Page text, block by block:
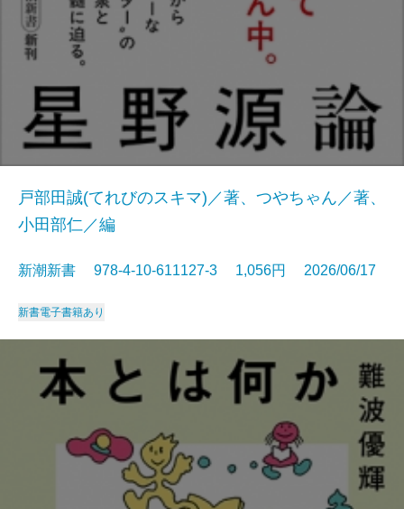
戸部田誠(てれびのスキマ)／著、つやちゃん／著、
小田部仁／編
新潮新書 978-4-10-611127-3 1,056円 2026/06/17
新書電子書籍あり